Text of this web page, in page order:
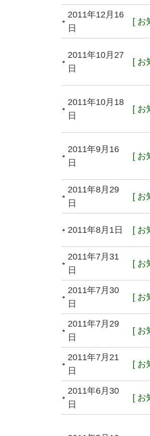
2011年12月16
日
[ お
2011年10月27
日
[ お
2011年10月18
日
[ お
2011年9月16
日
[ お
2011年8月29
日
[ お
2011年8月1日 [ お
2011年7月31
日
[ お
2011年7月30
日
[ お
2011年7月29
日
[ お
2011年7月21
日
[ お
2011年6月30
日
[ お